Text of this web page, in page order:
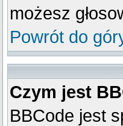
możesz
Powrót do
Czym jest
BBCode jest